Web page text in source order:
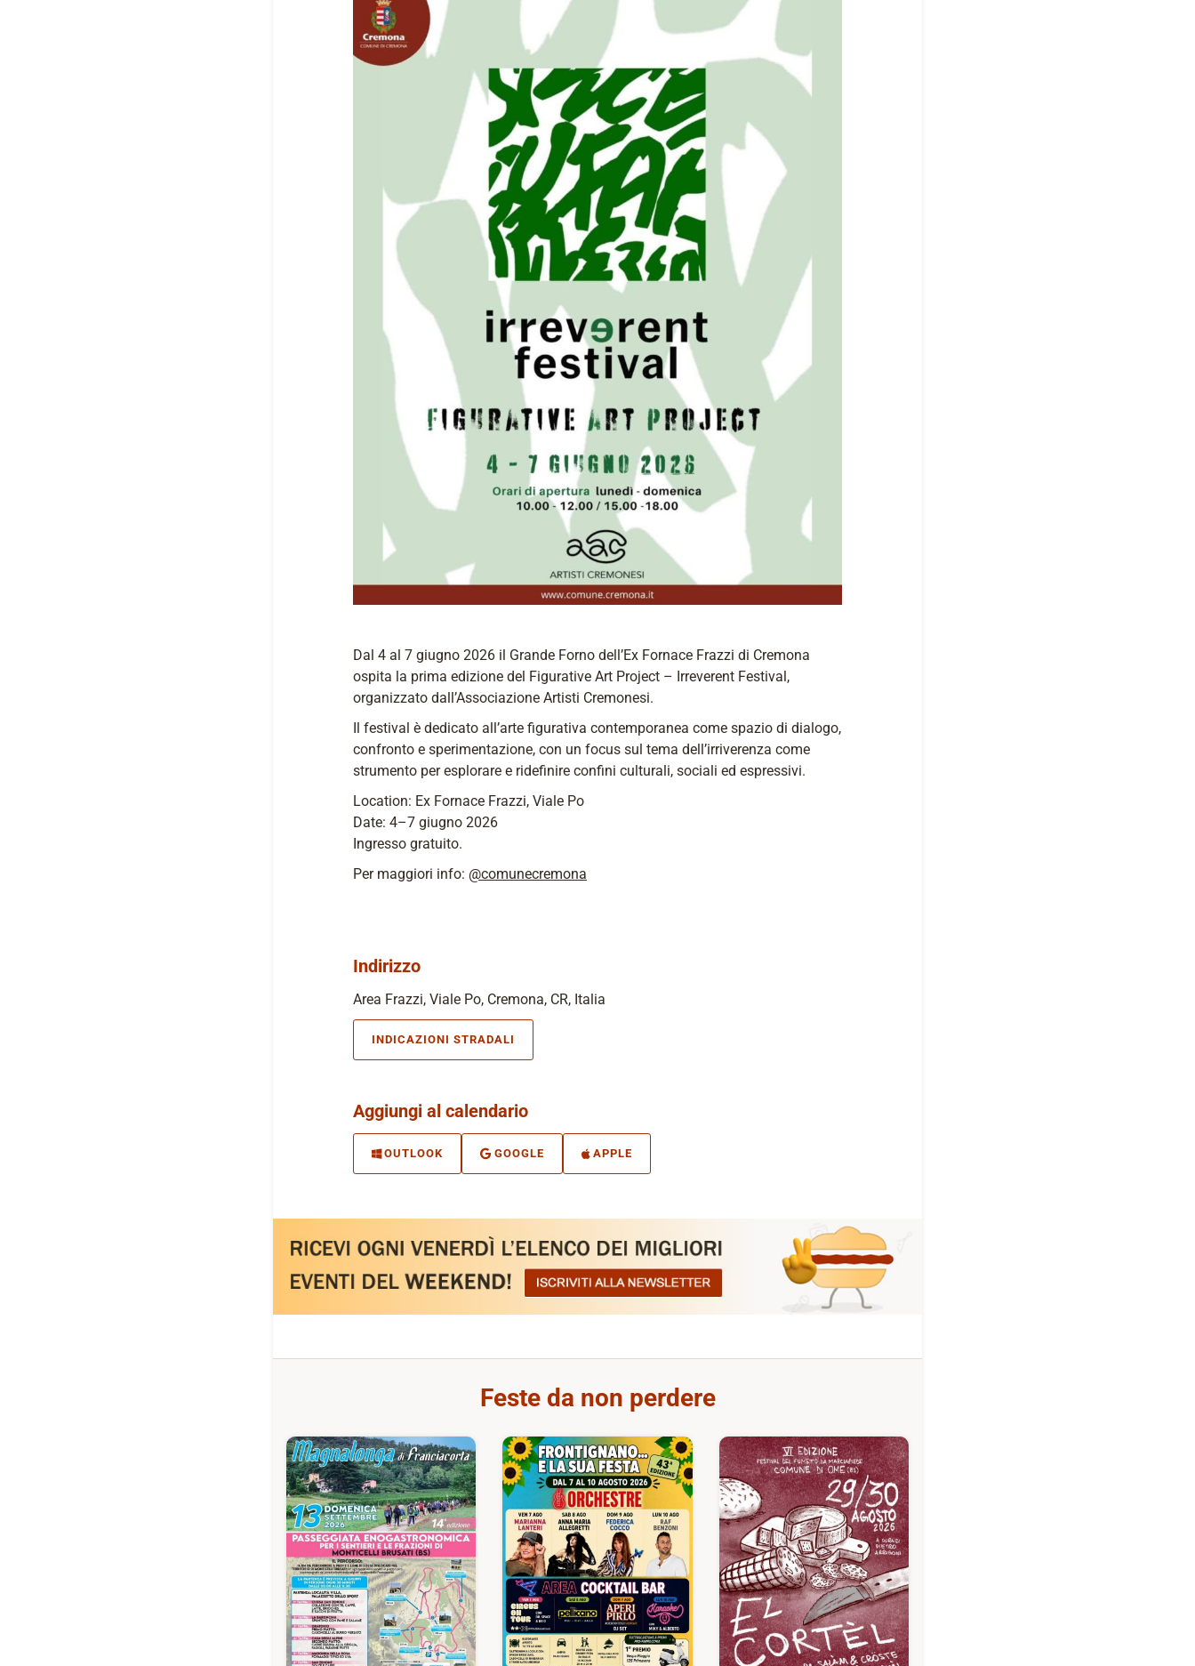
Dal 4 al 7 giugno 2026 il Grande Forno dell’Ex Fornace Frazzi di Cremona
ospita la prima edizione del Figurative Art Project – Irreverent Festival,
organizzato dall’Associazione Artisti Cremonesi.
Il festival è dedicato all’arte figurativa contemporanea come spazio di dialogo,
confronto e sperimentazione, con un focus sul tema dell’irriverenza come
strumento per esplorare e ridefinire confini culturali, sociali ed espressivi.
Location: Ex Fornace Frazzi, Viale Po
Date: 4–7 giugno 2026
Ingresso gratuito.
Per maggiori info: @comunecremona
Indirizzo
Area Frazzi, Viale Po, Cremona, CR, Italia
INDICAZIONI STRADALI
Aggiungi al calendario
OUTLOOK GOOGLE APPLE
Feste da non perdere